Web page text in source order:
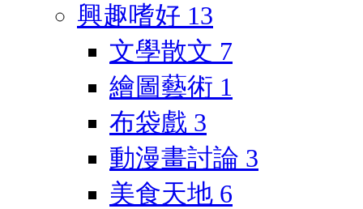
興趣嗜好 13
文學散文 7
繪圖藝術 1
布袋戲 3
動漫畫討論 3
美食天地 6